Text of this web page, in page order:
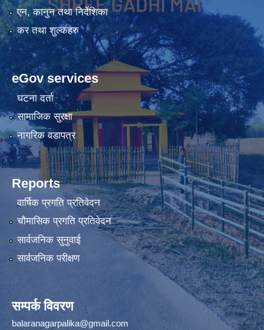
एन, कानुन तथा निर्देशिका
कर तथा शुल्कहरु
eGov services
घटना दर्ता
सामाजिक सुरक्षा
नागरिक वडापत्र
Reports
वार्षिक प्रगति प्रतिवेदन
चौमासिक प्रगति प्रतिवेदन
सार्वजनिक सुनुवाई
सार्वजनिक परीक्षण
सम्पर्क विवरण
balaranagarpalika@gmail.com